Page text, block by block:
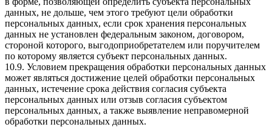
данных, не дольше, чем этого требуют цели обработки
персональных данных, если срок хранения персональных
данных не установлен федеральным законом, договором,
стороной которого, выгодоприобретателем или поручителем
по которому является субъект персональных данных.
10.9. Условием прекращения обработки персональных данных
может являться достижение целей обработки персональных
данных, истечение срока действия согласия субъекта
персональных данных или отзыв согласия субъектом
персональных данных, а также выявление неправомерной
обработки персональных данных.